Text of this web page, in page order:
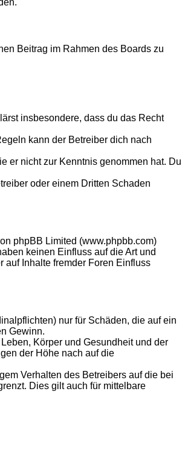
Beitrag im Rahmen des Boards zu
insbesondere, dass du das Recht
kann der Betreiber dich nach
er nicht zur Kenntnis genommen hat. Du
oder einem Dritten Schaden
phpBB Limited (www.phpbb.com)
keinen Einfluss auf die Art und
auf Inhalte fremder Foren Einfluss
nur für Schäden, die auf ein
Gewinn.
Körper und Gesundheit und der
der Höhe nach auf die
Verhalten des Betreibers auf die bei
Dies gilt auch für mittelbare